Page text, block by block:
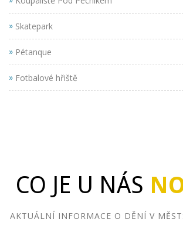
» Skatepark
» Pétanque
» Fotbalové hřiště
CO JE U NÁS
AKTUÁLNÍ INFORMACE O DĚNÍ V